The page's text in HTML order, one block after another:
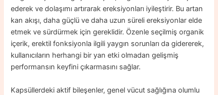
ederek ve dolaşımı artırarak ereksiyonları iyileştirir. Bu artan
kan akışı, daha güçlü ve daha uzun süreli ereksiyonlar elde
etmek ve sürdürmek için gereklidir. Özenle seçilmiş organik
içerik, erektil fonksiyonla ilgili yaygın sorunları da gidererek,
kullanıcıların herhangi bir yan etki olmadan gelişmiş
performansın keyfini çıkarmasını sağlar.
Kapsüllerdeki aktif bileşenler, genel vücut sağlığına olumlu